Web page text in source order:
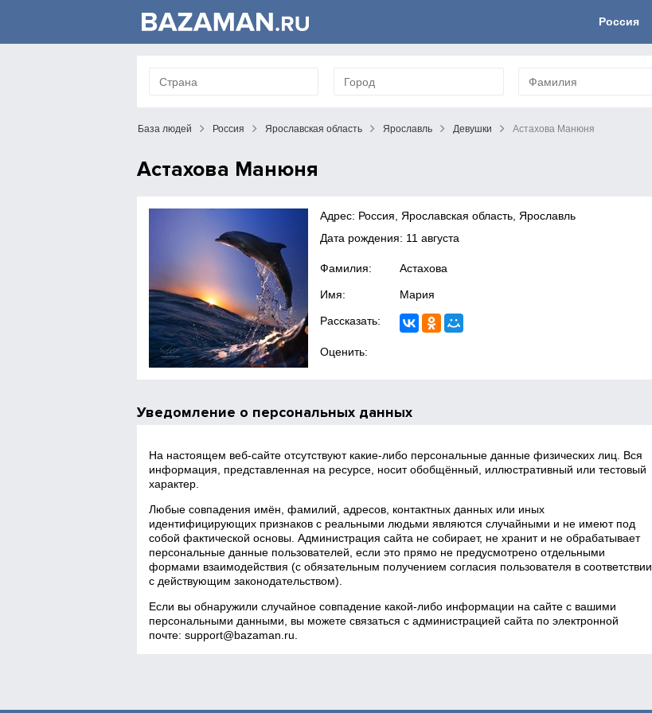
Россия
База людей Россия Ярославская область Ярославль Девушки Астахова Манюня
Астахова Манюня
Адрес: Россия, Ярославская область, Ярославль
Дата рождения: 11 августа
Фамилия: Астахова
Имя: Мария
Рассказать:
Оценить:
Уведомление о персональных данных
На настоящем веб‑сайте отсутствуют какие‑либо персональные данные физических лиц. Вся
информация, представленная на ресурсе, носит обобщённый, иллюстративный или тестовый
характер.
Любые совпадения имён, фамилий, адресов, контактных данных или иных
идентифицирующих признаков с реальными людьми являются случайными и не имеют под
собой фактической основы. Администрация сайта не собирает, не хранит и не обрабатывает
персональные данные пользователей, если это прямо не предусмотрено отдельными
формами взаимодействия (с обязательным получением согласия пользователя в соответствии
с действующим законодательством).
Если вы обнаружили случайное совпадение какой‑либо информации на сайте с вашими
персональными данными, вы можете связаться с администрацией сайта по электронной
почте:support@bazaman.ru